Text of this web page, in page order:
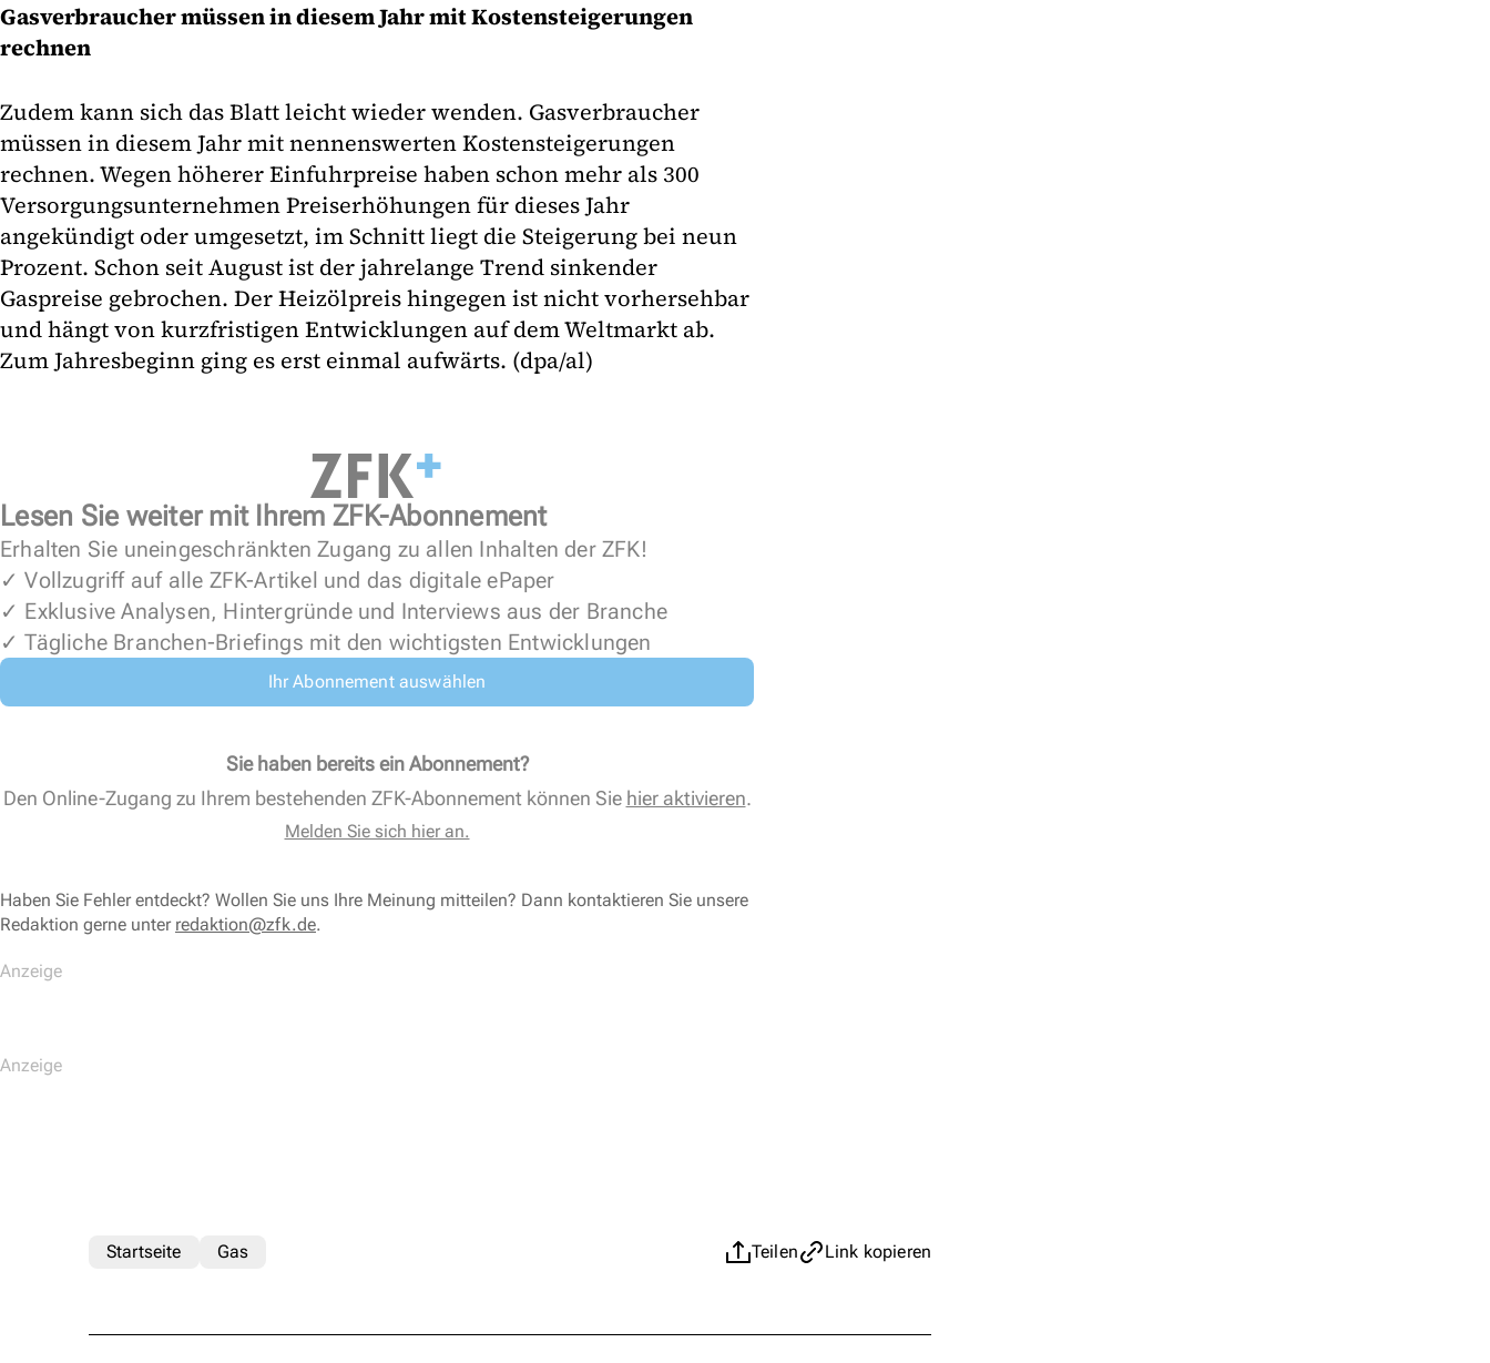
Gasverbraucher müssen in diesem Jahr mit Kostensteigerungen
rechnen
Zudem kann sich das Blatt leicht wieder wenden. Gasverbraucher
müssen in diesem Jahr mit nennenswerten Kostensteigerungen
rechnen. Wegen höherer Einfuhrpreise haben schon mehr als 300
Versorgungsunternehmen Preiserhöhungen für dieses Jahr
angekündigt oder umgesetzt, im Schnitt liegt die Steigerung bei neun
Prozent. Schon seit August ist der jahrelange Trend sinkender
Gaspreise gebrochen. Der Heizölpreis hingegen ist nicht vorhersehbar
und hängt von kurzfristigen Entwicklungen auf dem Weltmarkt ab.
Zum Jahresbeginn ging es erst einmal aufwärts. (dpa/al)
Lesen Sie weiter mit Ihrem ZFK-Abonnement
Erhalten Sie uneingeschränkten Zugang zu allen Inhalten der ZFK!
✓ Vollzugriff auf alle ZFK-Artikel und das digitale ePaper
✓ Exklusive Analysen, Hintergründe und Interviews aus der Branche
✓ Tägliche Branchen-Briefings mit den wichtigsten Entwicklungen
Ihr Abonnement auswählen
Sie haben bereits ein Abonnement?
Den Online-Zugang zu Ihrem bestehenden ZFK-Abonnement können Sie hier aktivieren.
Melden Sie sich hier an.
Haben Sie Fehler entdeckt? Wollen Sie uns Ihre Meinung mitteilen? Dann kontaktieren Sie unsere
Redaktion gerne unter redaktion@zfk.de.
Teilen Link kopieren
Startseite Gas